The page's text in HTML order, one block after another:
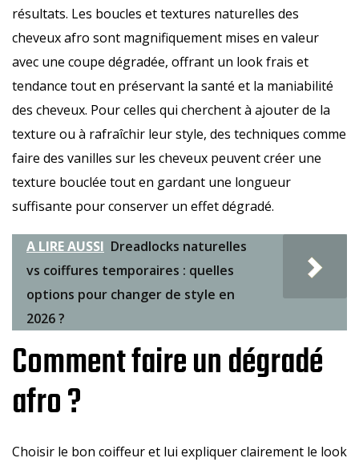
résultats. Les boucles et textures naturelles des
cheveux afro sont magnifiquement mises en valeur
avec une coupe dégradée, offrant un look frais et
tendance tout en préservant la santé et la maniabilité
des cheveux. Pour celles qui cherchent à ajouter de la
texture ou à rafraîchir leur style, des techniques comme
faire des vanilles sur les cheveux peuvent créer une
texture bouclée tout en gardant une longueur
suffisante pour conserver un effet dégradé.
A LIRE AUSSI Dreadlocks naturelles
vs coiffures temporaires : quelles
options pour changer de style en
2026 ?
Comment faire un dégradé
afro ?
Choisir le bon coiffeur et lui expliquer clairement le look